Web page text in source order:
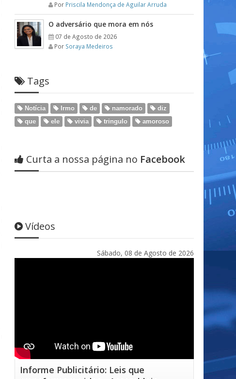
Por Priscila Mendonça de Aguilar Arruda
O adversário que mora em nós
07 de Agosto de 2026
Por Soraya Medeiros
Tags
Notícia Irmo de namorado
diz
que
ele vivia tringulo amoroso
Curta a nossa página no Facebook
Vídeos
Sábado, 08 de Agosto de 2026
Informe Publicitário: Leis que